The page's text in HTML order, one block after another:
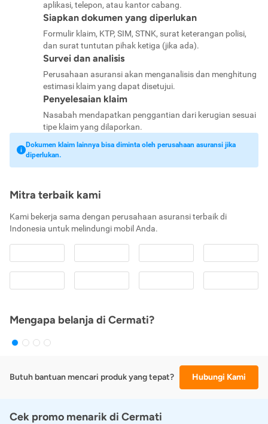
aplikasi, telepon, atau kantor cabang.
Siapkan dokumen yang diperlukan
Formulir klaim, KTP, SIM, STNK, surat keterangan polisi,
dan surat tuntutan pihak ketiga (jika ada).
Survei dan analisis
Perusahaan asuransi akan menganalisis dan menghitung
estimasi klaim yang dapat disetujui.
Penyelesaian klaim
Nasabah mendapatkan penggantian dari kerugian sesuai
tipe klaim yang dilaporkan.
Dokumen klaim lainnya bisa diminta oleh perusahaan asuransi jika
diperlukan.
Mitra terbaik kami
Kami bekerja sama dengan perusahaan asuransi terbaik di
Indonesia untuk melindungi mobil Anda.
Mengapa belanja di Cermati?
Butuh bantuan mencari produk yang tepat? Hubungi Kami
Cek promo menarik di Cermati